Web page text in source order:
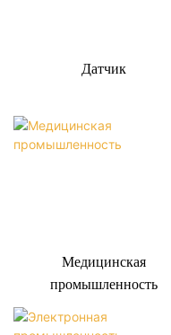
Датчик
Медицинская
промышленность